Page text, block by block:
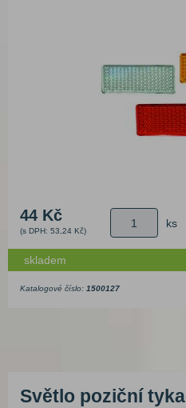
44 Kč
(s DPH: 53,24 Kč)
ks
skladem
Katalogové číslo: 1500127
Světlo poziční